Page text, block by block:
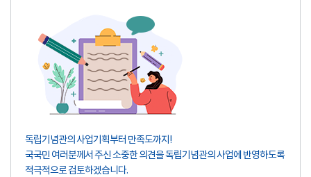
독립기념관의 사업기획부터 만족도까지!
국국민 여러분께서 주신 소중한 의견을 독립기념관의 사업에 반영하도록
적극적으로 검토하겠습니다.